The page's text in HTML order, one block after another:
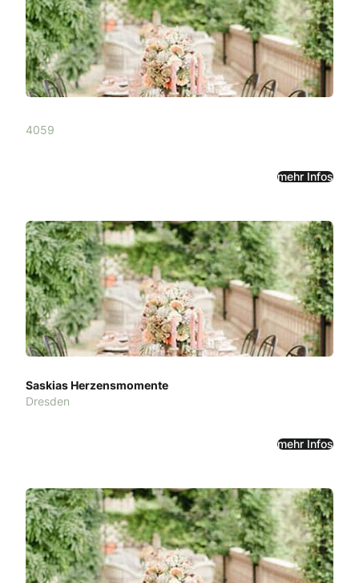
4059
mehr Infos
Saskias Herzensmomente
Dresden
mehr Infos